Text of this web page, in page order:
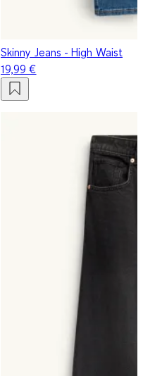
Skinny Jeans - High Waist
19,99 €